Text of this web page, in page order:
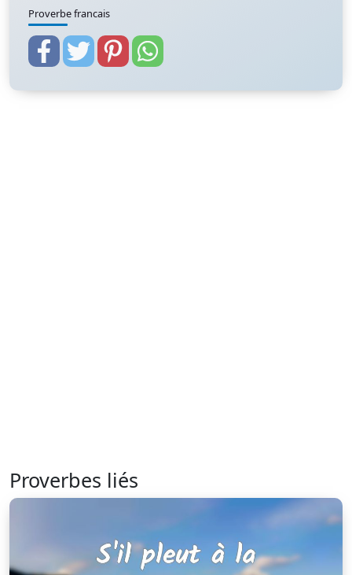
Proverbe francais
Proverbes liés